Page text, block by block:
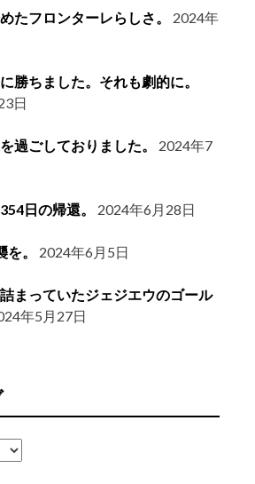
たフロンターレらしさ。
2024年
勝ちました。それも劇的に。
日
過ごしておりました。
2024年7
日の帰還。 2024年6月28日
。 2024年6月5日
まっていたジェジエウのゴール
年5月27日